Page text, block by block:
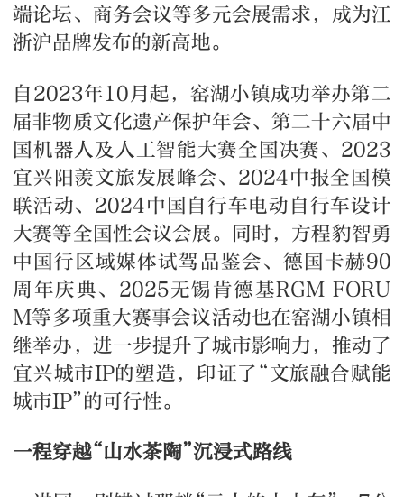
端论坛、商务会议等多元会展需求，成为江
浙沪品牌发布的新高地。
自2023年10月起，窑湖小镇成功举办第二
届非物质文化遗产保护年会、第二十六届中
国机器人及人工智能大赛全国决赛、2023
宜兴阳羡文旅发展峰会、2024中报全国模
联活动、2024中国自行车电动自行车设计
大赛等全国性会议会展。同时，方程豹智勇
中国行区域媒体试驾品鉴会、德国卡赫90
周年庆典、2025无锡肯德基RGM FORU
M等多项重大赛事会议活动也在窑湖小镇相
继举办，进一步提升了城市影响力，推动了
宜兴城市IP的塑造，印证了“文旅融合赋能
城市IP”的可行性。
一程穿越“山水茶陶”沉浸式路线